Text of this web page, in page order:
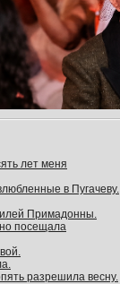
лет меня
в Пугачеву.
Примадонны.
посещала
разрешила весну.